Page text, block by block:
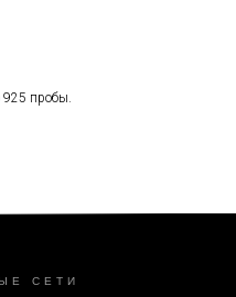
925 пробы.
СЕТИ